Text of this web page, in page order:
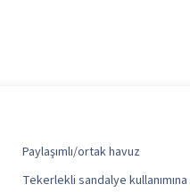
Paylaşımlı/ortak havuz
Tekerlekli sandalye